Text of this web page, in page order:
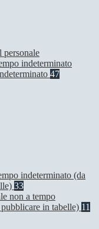
personale
indeterminato
47
indeterminato (da
33
non a tempo
in tabelle) 11